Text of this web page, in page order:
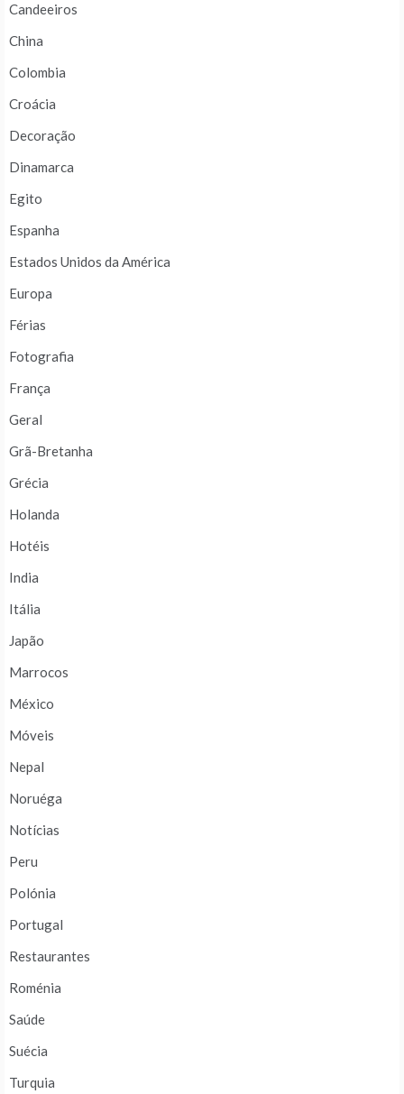
Candeeiros
China
Colombia
Croácia
Decoração
Dinamarca
Egito
Espanha
Estados Unidos da América
Europa
Férias
Fotografia
França
Geral
Grã-Bretanha
Grécia
Holanda
Hotéis
India
Itália
Japão
Marrocos
México
Móveis
Nepal
Noruéga
Notícias
Peru
Polónia
Portugal
Restaurantes
Roménia
Saúde
Suécia
Turquia